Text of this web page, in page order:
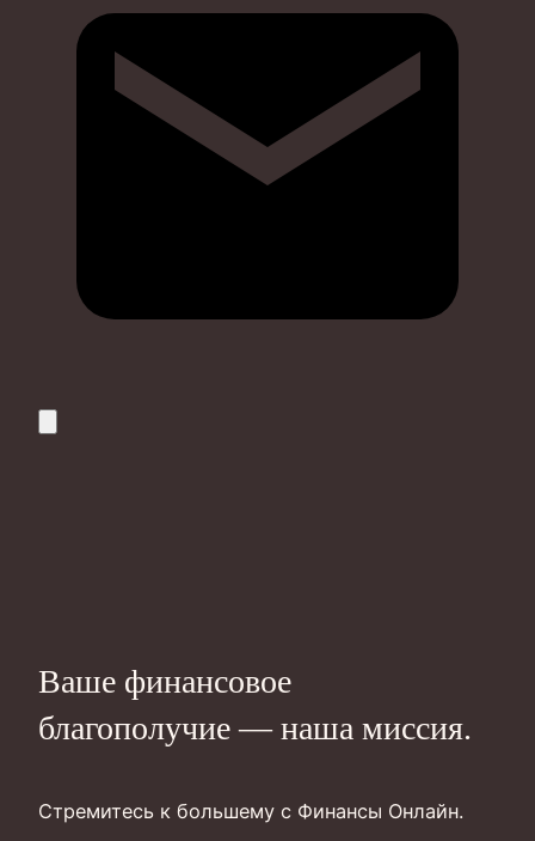
Ваше финансовое
благополучие — наша миссия.
Стремитесь к большему с Финансы Онлайн.